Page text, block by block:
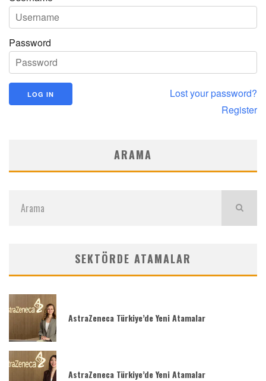
Password
Lost your password?
Register
ARAMA
SEKTÖRDE ATAMALAR
AstraZeneca Türkiye’de Yeni Atamalar
AstraZeneca Türkiye’de Yeni Atamalar